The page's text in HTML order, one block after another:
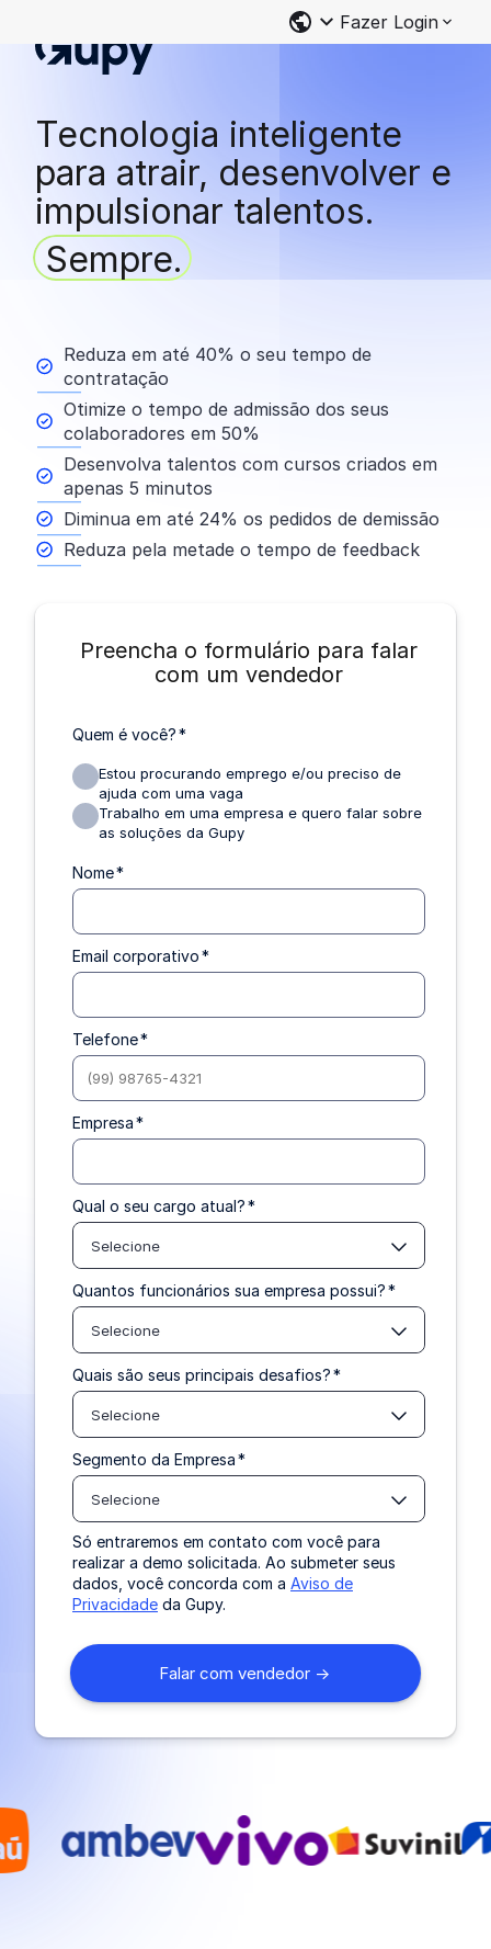
Fazer Login
Tecnologia inteligente
para atrair, desenvolver e
impulsionar talentos.
Sempre.
Reduza em até 40% o seu tempo de
contratação
Otimize o tempo de admissão dos seus
colaboradores em 50%
Desenvolva talentos com cursos criados em
apenas 5 minutos
Diminua em até 24% os pedidos de demissão
Reduza pela metade o tempo de feedback
Preencha o formulário para falar
com um vendedor
Quem é você?*
Estou procurando emprego e/ou preciso de
ajuda com uma vaga
Trabalho em uma empresa e quero falar sobre
as soluções da Gupy
Nome*
Email corporativo*
Telefone*
Empresa*
Qual o seu cargo atual?*
Selecione
Quantos funcionários sua empresa possui?*
Selecione
Quais são seus principais desafios?*
Selecione
Segmento da Empresa*
Selecione
Só entraremos em contato com você para
realizar a demo solicitada. Ao submeter seus
dados, você concorda com a Aviso de
Privacidade da Gupy.